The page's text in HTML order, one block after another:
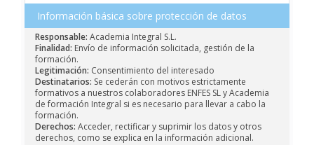
Información básica sobre protección de datos
Responsable: Academia Integral S.L.
Finalidad: Envío de información solicitada, gestión de la
formación.
Legitimación: Consentimiento del interesado
Destinatarios: Se cederán con motivos estrictamente
formativos a nuestros colaboradores ENFES SL y Academia
de formación Integral si es necesario para llevar a cabo la
formación.
Derechos: Acceder, rectificar y suprimir los datos y otros
derechos, como se explica en la información adicional.